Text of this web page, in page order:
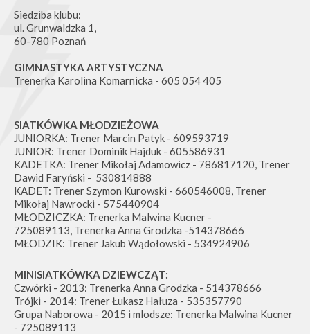
Siedziba klubu:
ul. Grunwaldzka 1,
60-780 Poznań
GIMNASTYKA ARTYSTYCZNA
Trenerka Karolina Komarnicka - 605 054 405
SIATKÓWKA MŁODZIEŻOWA
JUNIORKA: Trener Marcin Patyk - 609593719
JUNIOR: Trener Dominik Hajduk - 605586931
KADETKA: Trener Mikołaj Adamowicz - 786817120, Trener
Dawid Faryński - 530814888
KADET: Trener Szymon Kurowski - 660546008, Trener
Mikołaj Nawrocki - 575440904
MŁODZICZKA: Trenerka Malwina Kucner -
725089113, Trenerka Anna Grodzka -514378666
MŁODZIK: Trener Jakub Wądołowski - 534924906
MINISIATKÓWKA DZIEWCZĄT:
Czwórki - 2013: Trenerka Anna Grodzka - 514378666
Trójki - 2014: Trener Łukasz Hałuza - 535357790
Grupa Naborowa - 2015 i mlodsze: Trenerka Malwina Kucner
- 725089113